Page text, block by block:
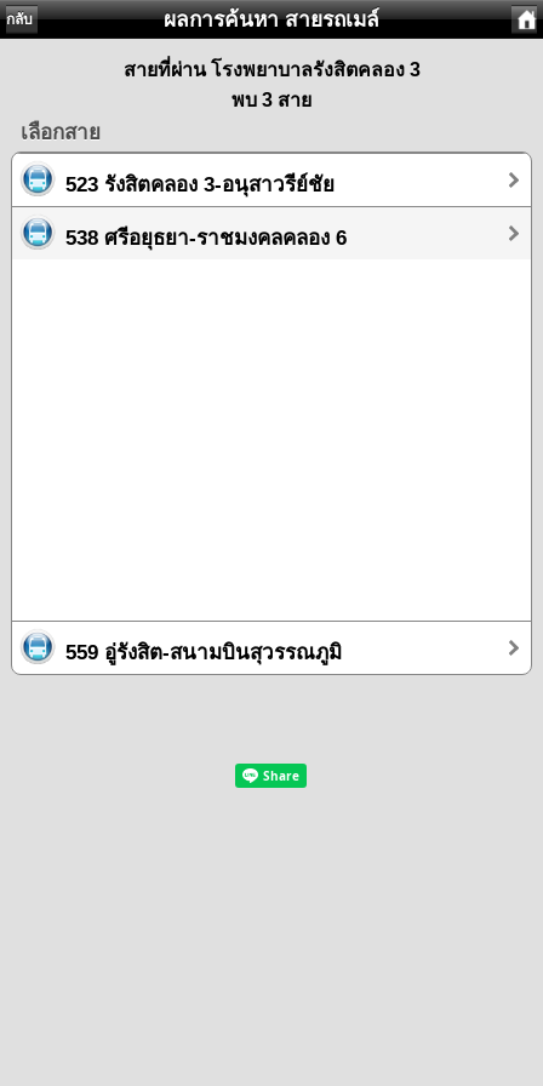
กลับ ผลการค้นหา สายรถเมล์
สายที่ผ่าน โรงพยาบาลรังสิตคลอง 3
พบ 3 สาย
เลือกสาย
523 รังสิตคลอง 3-อนุสาวรีย์ชัย
538 ศรีอยุธยา-ราชมงคลคลอง 6
559 อู่รังสิต-สนามบินสุวรรณภูมิ